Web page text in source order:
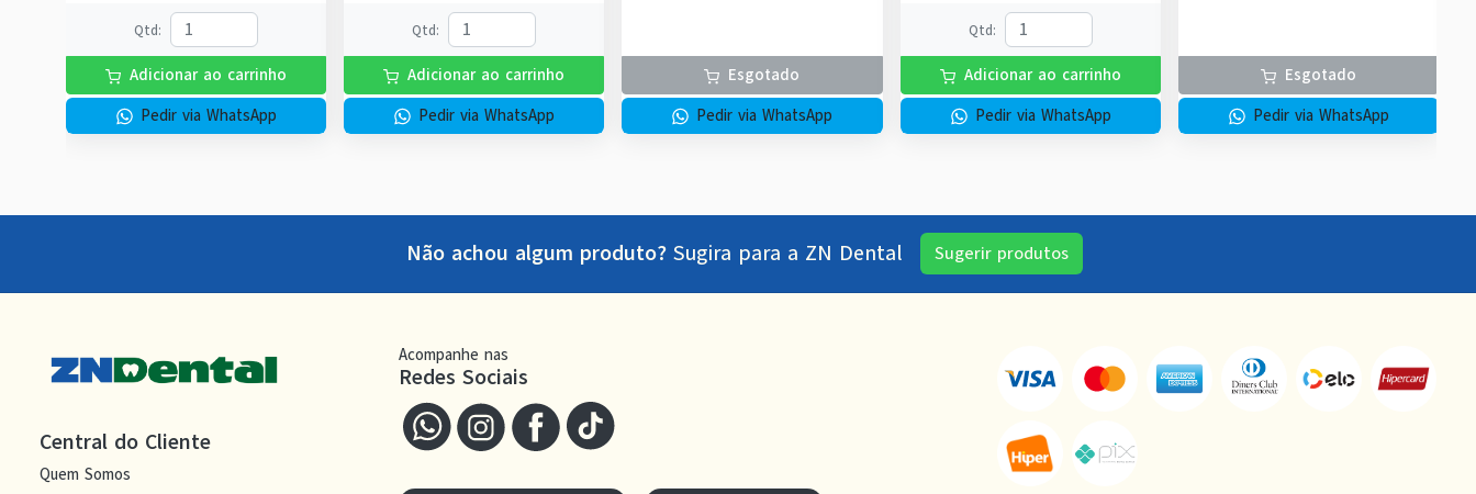
Qtd:
Adicionar ao carrinho
Pedir via WhatsApp
Qtd:
Adicionar ao carrinho
Pedir via WhatsApp
Esgotado
Pedir via WhatsApp
Qtd:
Adicionar ao carrinho
Pedir via WhatsApp
Esgotado
Pedir via WhatsApp
Não achou algum produto? Sugira para a ZN Dental Sugerir produtos
Central do Cliente
Quem Somos
Acompanhe nas
Redes Sociais